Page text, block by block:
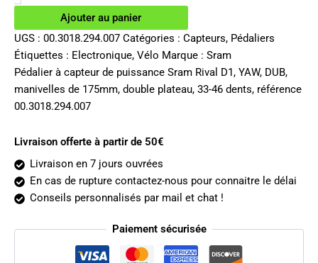
Rival
33-
46
dents
175mm
Ajouter au panier
UGS : 00.3018.294.007 Catégories : Capteurs, Pédaliers
Étiquettes : Electronique, Vélo Marque : Sram
Pédalier à capteur de puissance Sram Rival D1, YAW, DUB,
manivelles de 175mm, double plateau, 33-46 dents, référence
00.3018.294.007
Livraison offerte à partir de 50€
Livraison en 7 jours ouvrées
En cas de rupture contactez-nous pour connaitre le délai
Conseils personnalisés par mail et chat !
Paiement sécurisée